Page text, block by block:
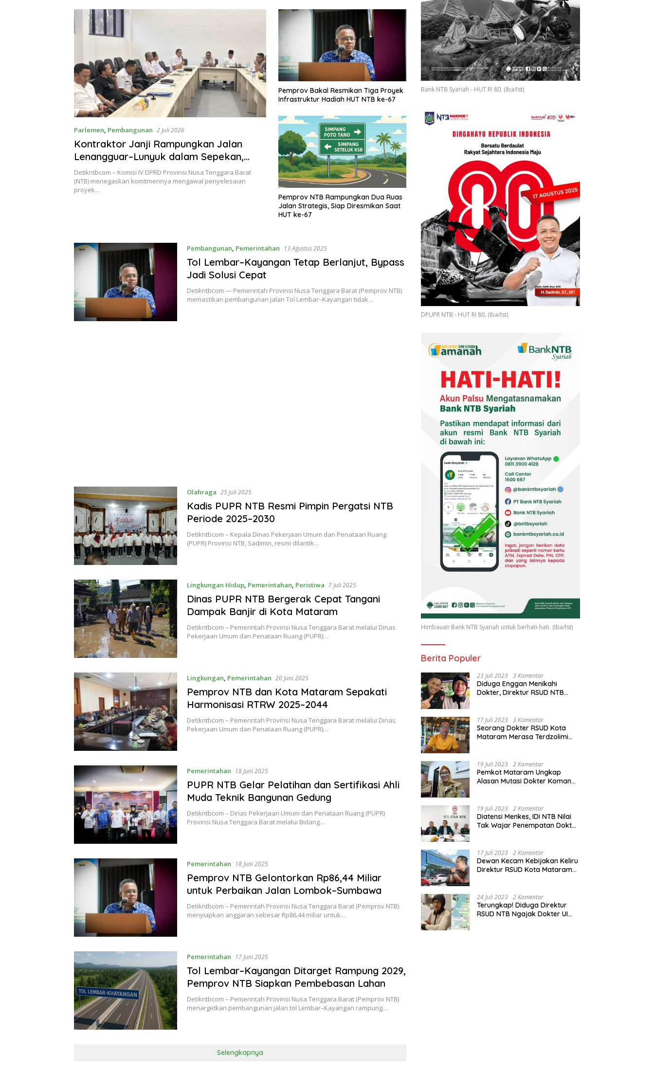
Parlemen, Pembangunan 2 Juli 2026
Kontraktor Janji Rampungkan Jalan
Lenangguar–Lunyuk dalam Sepekan,
DPRD NTB Kawal Hingga Tuntas
Detikntbcom – Komisi IV DPRD Provinsi Nusa Tenggara Barat
(NTB) menegaskan komitmennya mengawal penyelesaian
proyek…
Pemprov Bakal Resmikan Tiga Proyek
Infrastruktur Hadiah HUT NTB ke-67
Pemprov NTB Rampungkan Dua Ruas
Jalan Strategis, Siap Diresmikan Saat
HUT ke-67
Pembangunan, Pemerintahan 13 Agustus 2025
Tol Lembar–Kayangan Tetap Berlanjut, Bypass
Jadi Solusi Cepat
Detikntbcom — Pemerintah Provinsi Nusa Tenggara Barat (Pemprov NTB)
memastikan pembangunan Jalan Tol Lembar–Kayangan tidak…
Olahraga 25 Juli 2025
Kadis PUPR NTB Resmi Pimpin Pergatsi NTB
Periode 2025–2030
Detikntbcom – Kepala Dinas Pekerjaan Umum dan Penataan Ruang
(PUPR) Provinsi NTB, Sadimin, resmi dilantik…
Lingkungan Hidup, Pemerintahan, Peristiwa 7 Juli 2025
Dinas PUPR NTB Bergerak Cepat Tangani
Dampak Banjir di Kota Mataram
Detikntbcom – Pemerintah Provinsi Nusa Tenggara Barat melalui Dinas
Pekerjaan Umum dan Penataan Ruang (PUPR)…
Lingkungan, Pemerintahan 20 Juni 2025
Pemprov NTB dan Kota Mataram Sepakati
Harmonisasi RTRW 2025–2044
Detikntbcom – Pemerintah Provinsi Nusa Tenggara Barat melalui Dinas
Pekerjaan Umum dan Penataan Ruang (PUPR)…
Pemerintahan 18 Juni 2025
PUPR NTB Gelar Pelatihan dan Sertifikasi Ahli
Muda Teknik Bangunan Gedung
Detikntbcom – Dinas Pekerjaan Umum dan Penataan Ruang (PUPR)
Provinsi Nusa Tenggara Barat melalui Bidang…
Pemerintahan 18 Juni 2025
Pemprov NTB Gelontorkan Rp86,44 Miliar
untuk Perbaikan Jalan Lombok–Sumbawa
Detikntbcom – Pemerintah Provinsi Nusa Tenggara Barat (Pemprov NTB)
menyiapkan anggaran sebesar Rp86,44 miliar untuk…
Pemerintahan 17 Juni 2025
Tol Lembar–Kayangan Ditarget Rampung 2029,
Pemprov NTB Siapkan Pembebasan Lahan
Detikntbcom – Pemerintah Provinsi Nusa Tenggara Barat (Pemprov NTB)
menargetkan pembangunan jalan tol Lembar–Kayangan rampung…
Selengkapnya
Bank NTB Syariah - HUT RI 80. (Iba/Ist)
DPUPR NTB - HUT RI 80. (Iba/Ist)
Himbauan Bank NTB Syariah untuk berhati-hati. (Iba/Ist)
Berita Populer
23 Juli 2023 3 Komentar
Diduga Enggan Menikahi
Dokter, Direktur RSUD NTB
17 Juli 2023 3 Komentar
Seorang Dokter RSUD Kota
Mataram Merasa Terdzolimi
19 Juli 2023 2 Komentar
Pemkot Mataram Ungkap
Alasan Mutasi Dokter Komang
19 Juli 2023 2 Komentar
Diatensi Menkes, IDI NTB Nilai
Tak Wajar Penempatan Dokter
17 Juli 2023 2 Komentar
Dewan Kecam Kebijakan Keliru
Direktur RSUD Kota Mataram
24 Juli 2023 2 Komentar
Terungkap! Diduga Direktur
RSUD NTB Ngajak Dokter UI